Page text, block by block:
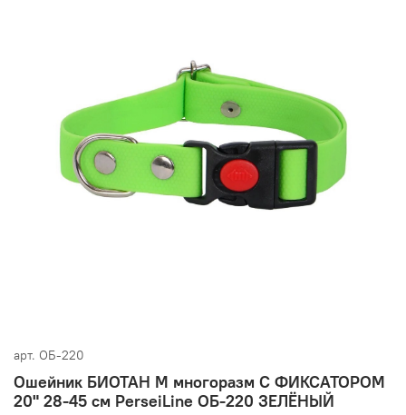
арт. ОБ-220
Ошейник БИОТАН M многоразм С ФИКСАТОРОМ
20" 28-45 см PerseiLine ОБ-220 ЗЕЛЁНЫЙ